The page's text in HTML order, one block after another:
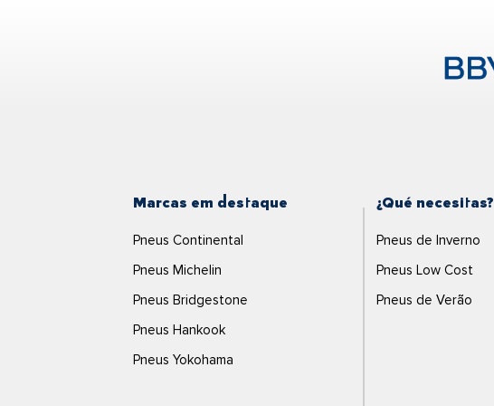
Marcas em destaque
Pneus Continental
Pneus Michelin
Pneus Bridgestone
Pneus Hankook
Pneus Yokohama
¿Qué necesitas?
Pneus de Inverno
Pneus Low Cost
Pneus de Verão